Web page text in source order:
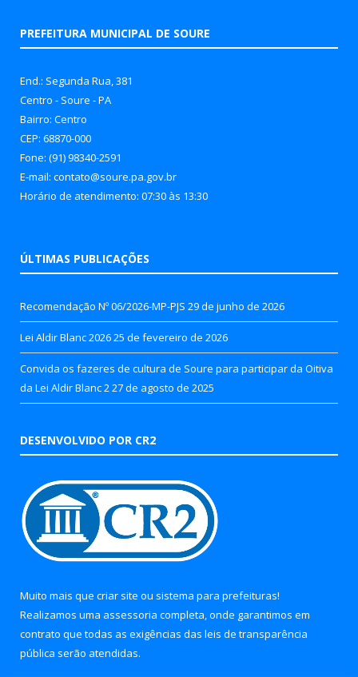
PREFEITURA MUNICIPAL DE SOURE
End.: Segunda Rua, 381
Centro - Soure - PA
Bairro: Centro
CEP: 68870-000
Fone: (91) 98340-2591
E-mail: contato@soure.pa.gov.br
Horário de atendimento: 07:30 às 13:30
ÚLTIMAS PUBLICAÇÕES
Recomendação Nº 06/2026-MP-PJS 29 de junho de 2026
Lei Aldir Blanc 202625 de fevereiro de 2026
Convida os fazeres de cultura de Soure para participar da Oitiva
da Lei Aldir Blanc 2 27 de agosto de 2025
DESENVOLVIDO POR CR2
Muito mais que criar site ou sistema para prefeituras!
Realizamos uma assessoria completa, onde garantimos em
contrato que todas as exigências das leis de transparência
pública serão atendidas.